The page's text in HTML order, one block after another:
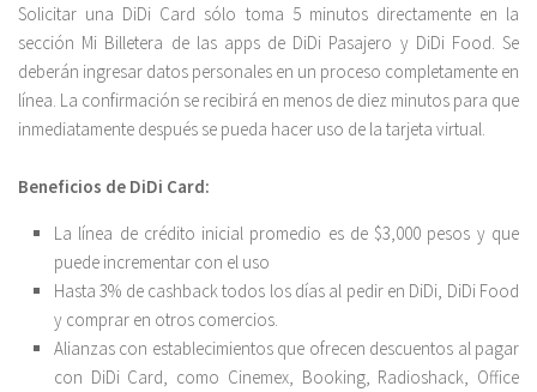
Solicitar una DiDi Card sólo toma 5 minutos directamente en la
sección Mi Billetera de las apps de DiDi Pasajero y DiDi Food. Se
deberán ingresar datos personales en un proceso completamente en
línea. La confirmación se recibirá en menos de diez minutos para que
inmediatamente después se pueda hacer uso de la tarjeta virtual.
Beneficios de DiDi Card:
La línea de crédito inicial promedio es de $3,000 pesos y que
puede incrementar con el uso
Hasta 3% de cashback todos los días al pedir en DiDi, DiDi Food
y comprar en otros comercios.
Alianzas con establecimientos que ofrecen descuentos al pagar
con DiDi Card, como Cinemex, Booking, Radioshack, Office